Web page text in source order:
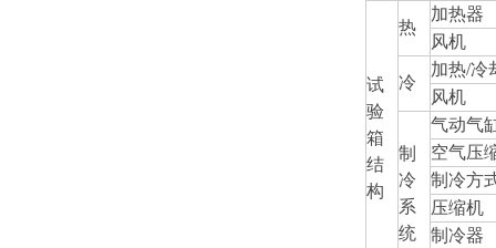
试
验
箱
结
构
热
加热器
风机
冷
加热/冷
风机
制
冷
系
统
气动气
空气压
制冷方
压缩机
制冷器